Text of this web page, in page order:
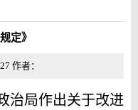
定》
作者：
治局作出关于改进